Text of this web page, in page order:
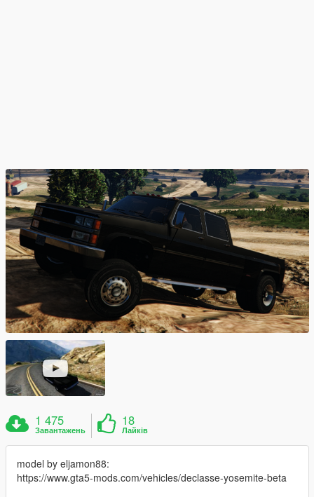
1 475
Завантажень
18
Лайків
model by eljamon88:
https://www.gta5-mods.com/vehicles/declasse-yosemite-beta